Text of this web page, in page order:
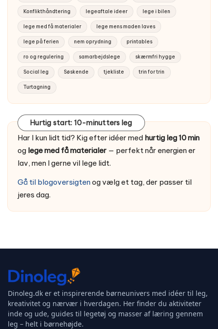
Konflikthåndtering legeaftale ideer lege i bilen
lege med få materialer lege mens maden laves
lege på ferien nem oprydning printables
ro og regulering samarbejdslege skærmfri hygge
Social leg Søskende tjekliste trin for trin
Turtagning
Hurtig start: 10-minutters leg
Har I kun lidt tid? Kig efter idéer med hurtig leg 10 min
og lege med få materialer — perfekt når energien er
lav, men I gerne vil lege lidt.
Gå til blogoversigtenog vælg et tag, der passer til
jeres dag.
Dinoleg.dk er et inspirerende børneunivers med idéer til leg,
kreativitet og nærvær i hverdagen. Her finder du aktiviteter
inde og ude, guides til legetøj og masser af læring gennem
leg – helt i børnehøjde.